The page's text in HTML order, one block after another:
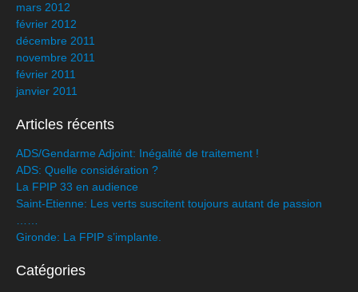
mars 2012
février 2012
décembre 2011
novembre 2011
février 2011
janvier 2011
Articles récents
ADS/Gendarme Adjoint: Inégalité de traitement !
ADS: Quelle considération ?
La FPIP 33 en audience
Saint-Etienne: Les verts suscitent toujours autant de passion
……
Gironde: La FPIP s’implante.
Catégories